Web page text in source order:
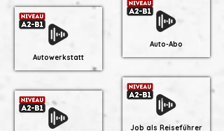
Autowerkstatt
Auto-Abo
Job als Reiseführer